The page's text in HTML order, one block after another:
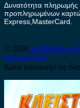
Δυνατότητα πληρωμής
προπληρωμένων
Express,MasterCard.
© 2026 antallaktika-
Αυτοκινήτων
Καλό καλοκαίρι σε